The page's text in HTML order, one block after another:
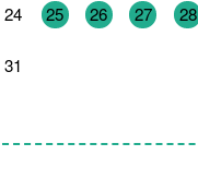
24 25 26 27 28
31